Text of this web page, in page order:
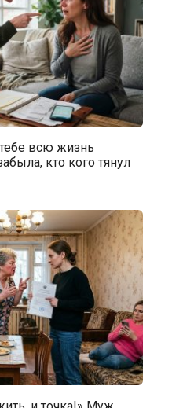
всю жизнь
кто кого тянул